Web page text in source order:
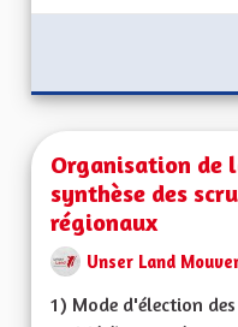
Organisation de
synthèse des
régionaux
Unser Land
1) Mode d'élection